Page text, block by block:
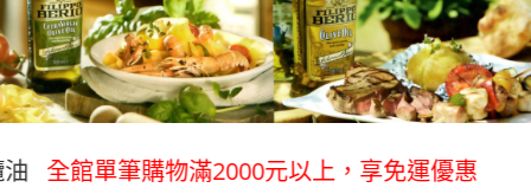
館單筆購物滿2000元以上，享免運優惠